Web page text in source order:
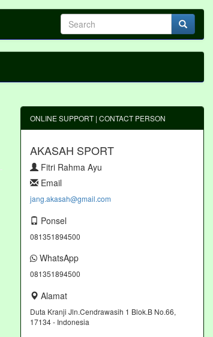
ONLINE SUPPORT | CONTACT PERSON
AKASAH SPORT
Fitri Rahma Ayu
Email
jang.akasah@gmail.com
Ponsel
081351894500
WhatsApp
081351894500
Alamat
Duta Kranji Jln.Cendrawasih 1 Blok.B No.66,
17134 - Indonesia